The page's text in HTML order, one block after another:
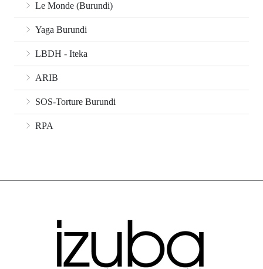
Le Monde (Burundi)
Yaga Burundi
LBDH - Iteka
ARIB
SOS-Torture Burundi
RPA